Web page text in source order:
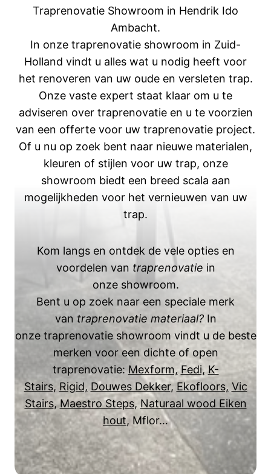
Traprenovatie Showroom in Hendrik Ido
Ambacht.
In onze traprenovatie showroom in Zuid-
Holland vindt u alles wat u nodig heeft voor
het renoveren van uw oude en versleten trap.
Onze vaste expert staat klaar om u te
adviseren over traprenovatie en u te voorzien
van een offerte voor uw traprenovatie project.
Of u nu op zoek bent naar nieuwe materialen,
kleuren of stijlen voor uw trap, onze
showroom biedt een breed scala aan
mogelijkheden voor het vernieuwen van uw
trap.
Kom langs en ontdek de vele opties en
voordelen van traprenovatie in
onze showroom.
Bent u op zoek naar een speciale merk
van traprenovatie materiaal?In
onze traprenovatie showroom vindt u de beste
merken voor een dichte of open
traprenovatie: Mexform, Fedi, K-
Stairs, Rigid, Douwes Dekker, Ekofloors, Vic
Stairs,Maestro Steps, Naturaal wood Eiken
hout, Mflor…